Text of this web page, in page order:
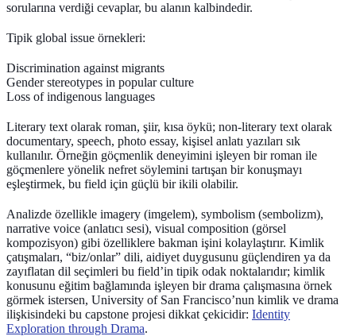
sorularına verdiği cevaplar, bu alanın kalbindedir.
Tipik global issue örnekleri:
Discrimination against migrants
Gender stereotypes in popular culture
Loss of indigenous languages
Literary text olarak roman, şiir, kısa öykü; non-literary text olarak
documentary, speech, photo essay, kişisel anlatı yazıları sık
kullanılır. Örneğin göçmenlik deneyimini işleyen bir roman ile
göçmenlere yönelik nefret söylemini tartışan bir konuşmayı
eşleştirmek, bu field için güçlü bir ikili olabilir.
Analizde özellikle imagery (imgelem), symbolism (sembolizm),
narrative voice (anlatıcı sesi), visual composition (görsel
kompozisyon) gibi özelliklere bakman işini kolaylaştırır. Kimlik
çatışmaları, “biz/onlar” dili, aidiyet duygusunu güçlendiren ya da
zayıflatan dil seçimleri bu field’in tipik odak noktalarıdır; kimlik
konusunu eğitim bağlamında işleyen bir drama çalışmasına örnek
görmek istersen, University of San Francisco’nun kimlik ve drama
ilişkisindeki bu capstone projesi dikkat çekicidir: Identity
Exploration through Drama.